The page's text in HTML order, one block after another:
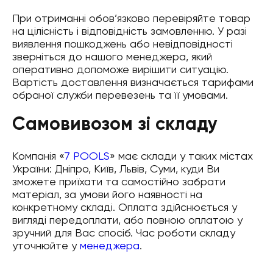
При отриманні обов’язково перевіряйте товар
на цілісність і відповідність замовленню. У разі
виявлення пошкоджень або невідповідності
зверніться до нашого менеджера, який
оперативно допоможе вирішити ситуацію.
Вартість доставлення визначається тарифами
обраної служби перевезень та її умовами.
Самовивозом зі складу
Компанія «7 POOLS» має склади у таких містах
України: Дніпро, Київ, Львів, Суми, куди Ви
зможете приїхати та самостійно забрати
матеріал, за умови його наявності на
конкретному складі. Оплата здійснюється у
вигляді передоплати, або повною оплатою у
зручний для Вас спосіб. Час роботи складу
уточнюйте уменеджера.